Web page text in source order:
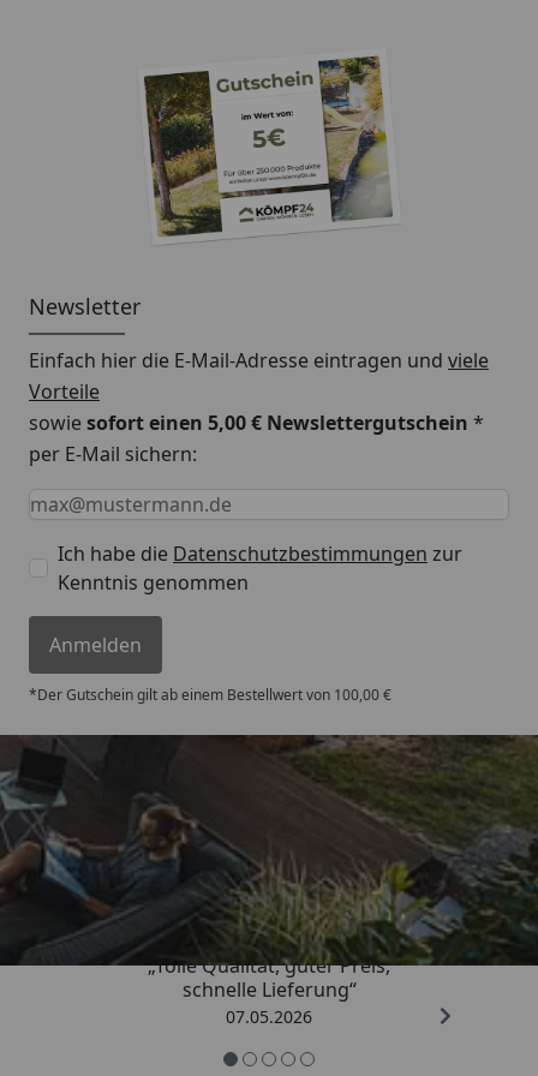
Newsletter
Einfach hier die E-Mail-Adresse eintragen und viele
Vorteile
sowiesofort einen 5,00 € Newslettergutschein *
per E-Mail sichern:
Keine Eingabe erforderlich
Eingabe erforderlich
E-Mail *
Ich habe die Datenschutzbestimmungen zur
Kenntnis genommen
Anmelden
*Der Gutschein gilt ab einem Bestellwert von 100,00 €
Trusted Shops
4,67/ 5
„Tolle Qualität, guter Preis,
schnelle Lieferung“
07.05.2026